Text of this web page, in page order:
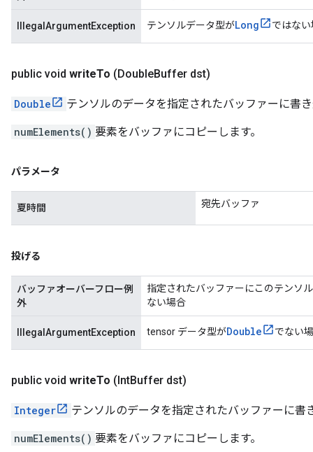
IllegalArgumentException テンソルデータ型がLong ではな
public void writeTo (DoubleBuffer dst)
Double テンソルのデータを指定されたバッファーに書
numElements() 要素をバッファにコピーします。
パラメータ
夏時間 宛先バッファ
投げる
バッファオーバーフロー例
外
指定されたバッファーにこのテンソ
ない場合
IllegalArgumentException tensor データ型がDouble でない
public void writeTo (IntBuffer dst)
Integer テンソルのデータを指定されたバッファーに書
numElements() 要素をバッファにコピーします。